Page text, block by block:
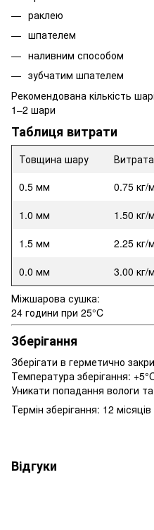
раклею
шпателем
наливним способом
зубчатим шпателем
Рекомендована кількість
1–2 шари
Таблиця витрати
Товщина шару
0.5 мм
0.75 кг/
1.0 мм
1.50 кг/
1.5 мм
2.25 кг/
0.0 мм
3.00 кг/
Міжшарова сушка:
24 години при 25°C
Зберігання
Зберігати в герметично
Температура зберігання:
Уникати попадання вологи
Термін зберігання: 12 місяців
Відгуки